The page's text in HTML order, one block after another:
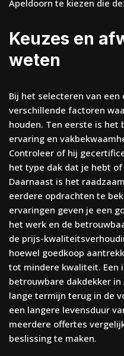
Apeldoorn te kiezen die
Keuzes en
weten
Bij het selecteren van
verschillende factoren
houden. Ten eerste is het
ervaring en
Controleer of hij
het type dak dat je hebt
Daarnaast is het
eerdere opdrachten te
ervaringen geven je een
het werk en de
de prijs-
hoewel goedkoop
tot mindere kwaliteit. Een
betrouwbare dakdekker
lange termijn terug in de
een langere levensduur
meerdere offertes
beslissing te maken.